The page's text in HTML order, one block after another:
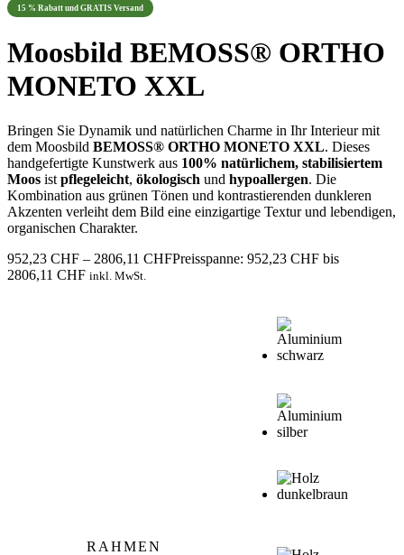
15 % Rabatt und GRATIS Versand
Moosbild BEMOSS® ORTHO
MONETO XXL
Bringen Sie Dynamik und natürlichen Charme in Ihr Interieur mit
dem Moosbild BEMOSS® ORTHO MONETO XXL. Dieses
handgefertigte Kunstwerk aus 100% natürlichem, stabilisiertem
Moos ist pflegeleicht, ökologisch und hypoallergen. Die
Kombination aus grünen Tönen und kontrastierenden dunkleren
Akzenten verleiht dem Bild eine einzigartige Textur und lebendigen,
organischen Charakter.
952,23 CHF – 2806,11 CHFPreisspanne: 952,23 CHF bis
2806,11 CHF inkl. MwSt.
RAHMEN